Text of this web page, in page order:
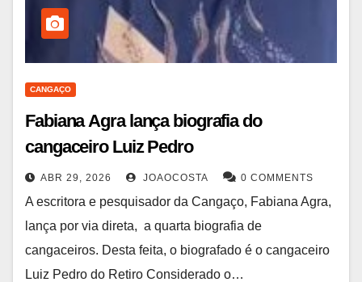
CANGAÇO
Fabiana Agra lança biografia do
cangaceiro Luiz Pedro
ABR 29, 2026 JOAOCOSTA 0 COMMENTS
A escritora e pesquisador da Cangaço, Fabiana Agra,
lança por via direta, a quarta biografia de
cangaceiros. Desta feita, o biografado é o cangaceiro
Luiz Pedro do Retiro Considerado o…